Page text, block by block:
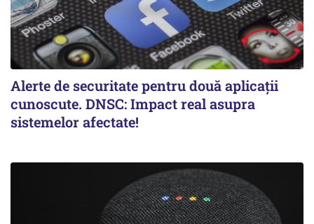
Alerte de securitate pentru două aplicații
cunoscute. DNSC: Impact real asupra
sistemelor afectate!